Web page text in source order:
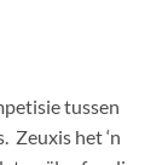
tussen
Zeuxis het ‘n